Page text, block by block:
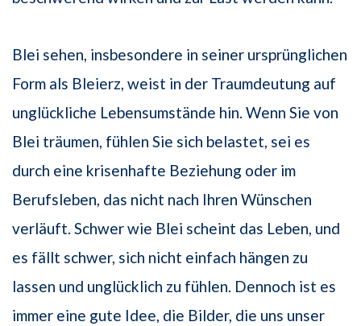
Blei sehen, insbesondere in seiner ursprünglichen
Form als Bleierz, weist in der Traumdeutung auf
unglückliche Lebensumstände hin. Wenn Sie von
Blei träumen, fühlen Sie sich belastet, sei es
durch eine krisenhafte Beziehung oder im
Berufsleben, das nicht nach Ihren Wünschen
verläuft. Schwer wie Blei scheint das Leben, und
es fällt schwer, sich nicht einfach hängen zu
lassen und unglücklich zu fühlen. Dennoch ist es
immer eine gute Idee, die Bilder, die uns unser